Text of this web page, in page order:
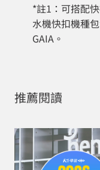
*註1：可搭配
水機快扣機種
GAIA。
推薦閱讀